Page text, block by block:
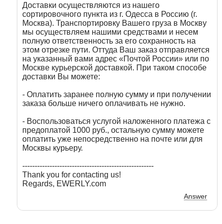
Доставки осуществляются из нашего
сортировочного пункта из г. Одесса в Россию (г.
Москва). Транспортировку Вашего груза в Москву
мы осуществляем нашими средствами и несем
полную ответственность за его сохранность на
этом отрезке пути. Оттуда Ваш заказ отправляется
на указанный вами адрес «Почтой России» или по
Москве курьерской доставкой. При таком способе
доставки Вы можете:
- Оплатить заранее полную сумму и при получении
заказа больше ничего оплачивать не нужно.
- Воспользоваться услугой наложенного платежа с
предоплатой 1000 руб., остальную сумму можете
оплатить уже непосредственно на почте или для
Москвы курьеру.
-----------------------------------------------------
Thank you for contacting us!
Regards, EWERLY.com
Answer